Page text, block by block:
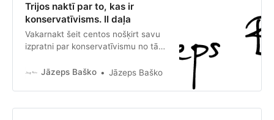
kā konservatīvie ar savu pieeju…
Trijos naktī par to, kas ir
konservatīvisms. II daļa
Vakarnakt šeit centos nošķirt savu
izpratni par konservatīvismu no tās,
“klasisko izpratni”, proti, “saglabāt
pie ideoloģijas, jo tā ir ideja, kas
Jāzeps Baško Jāzeps Baško